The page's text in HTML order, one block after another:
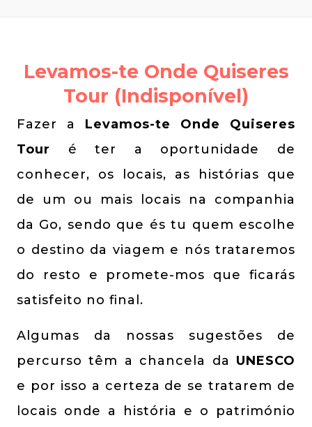
Levamos-te Onde Quiseres
Tour (Indisponível)
Fazer a Levamos-te Onde Quiseres
Tour
é ter a oportunidade de
conhecer, os locais, as histórias que
de um ou mais locais na companhia
da Go, sendo que és tu quem escolhe
o destino da viagem e nós trataremos
do resto e promete-mos que ficarás
satisfeito no final.
Algumas da nossas sugestões de
percurso têm a chancela da UNESCO
e por isso a certeza de se tratarem de
locais onde a história e o património